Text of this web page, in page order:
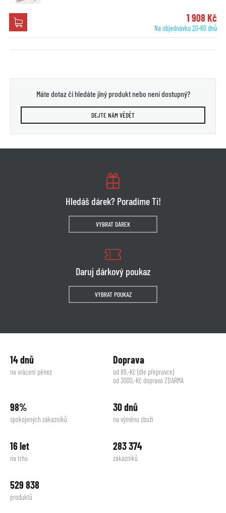
1 908 Kč
Na objednávku 20-60 dnů
Máte dotaz či hledáte jiný produkt nebo není dostupný?
DEJTE NÁM VĚDĚT
Hledáš dárek? Poradíme Ti!
VYBRAT DÁREK
Daruj dárkový poukaz
VYBRAT POUKAZ
14 dnů
na vrácení pěnez
Doprava
od 89,-Kč (dle přepravce)
od 3000,-Kč doprava ZDARMA
98%
spokojených zákazníků
30 dnů
na výměnu zboží
16 let
na trhu
283 374
zákazníků
529 838
produktů